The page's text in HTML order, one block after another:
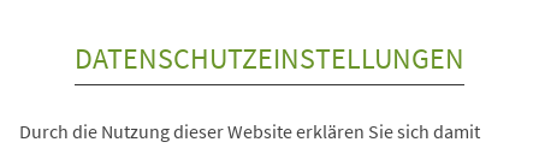
DATENSCHUTZEINSTELLUNGEN
Durch die Nutzung dieser Website erklären Sie sich damit